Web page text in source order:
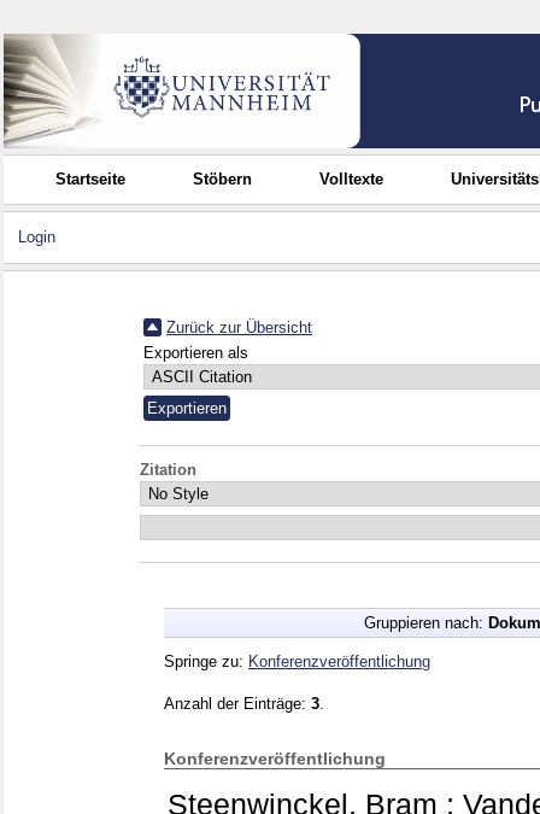
Startseite Stöbern Volltexte
Login
Zurück zur Übersicht
Exportieren als
Zitation
Gruppieren nach:
Springe zu: Konferenzveröffentlichung
Anzahl der Einträge: 3
Konferenzveröffentlichung
Steenwinckel, Bram ;